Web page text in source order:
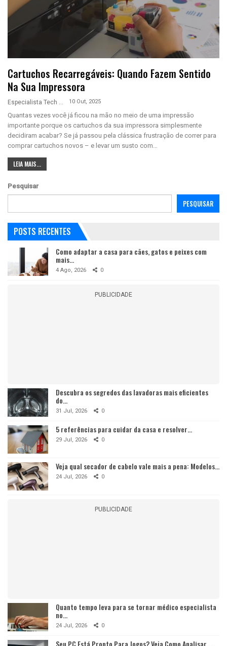
Cartuchos Recarregáveis: Quando Fazem Sentido
Na Sua Impressora
Especialista Tech 10 Out, 2025
Quantas vezes você já ficou na mão no meio de uma impressão
importante porque os cartuchos da sua impressora simplesmente
decidiram acabar? Se já passou pela clássica frustração de correr para
comprar cartuchos novos – e levar um susto com…
LEIA MAIS...
Pesquisar
PESQUISAR
POSTS RECENTES
Como adaptar a casa para cães, gatos e peixes com
mais…
4 Ago, 2026 0
PUBLICIDADE
Descubra os segredos das lavadoras mais eficientes
do…
31 Jul, 2026 0
5 referências para cuidar da casa e resolver…
29 Jul, 2026 0
Veja qual secador de cabelo vale mais a pena: Modelos…
24 Jul, 2026 0
PUBLICIDADE
Quanto tempo leva para se tornar médico especialista
no…
24 Jul, 2026 0
Seu PC Está Pronto Para Jogos? Veja Como Analisar…